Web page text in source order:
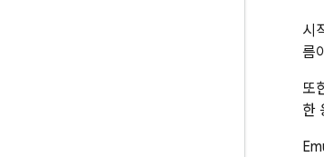
시
름
또
한